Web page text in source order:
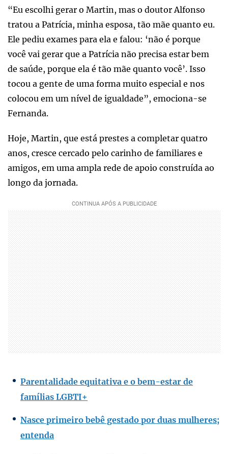
“Eu escolhi gerar o Martin, mas o doutor Alfonso
tratou a Patrícia, minha esposa, tão mãe quanto eu.
Ele pediu exames para ela e falou: ‘não é porque
você vai gerar que a Patrícia não precisa estar bem
de saúde, porque ela é tão mãe quanto você’. Isso
tocou a gente de uma forma muito especial e nos
colocou em um nível de igualdade”, emociona-se
Fernanda.
Hoje, Martin, que está prestes a completar quatro
anos, cresce cercado pelo carinho de familiares e
amigos, em uma ampla rede de apoio construída ao
longo da jornada.
Parentalidade equitativa e o bem-estar de
famílias LGBTI+
Nasce primeiro bebê gestado por duas mulheres;
entenda